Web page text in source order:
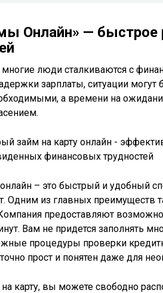
Онлайн» —
люди сталкиваются с
зарплаты, ситуации
а времени на
– это быстрый и удобный
Одним из главных преимуществ
предоставляют
Вам не придется заполнять
процедуры проверки
прост и понятен даже для
карту, вы можете свободно